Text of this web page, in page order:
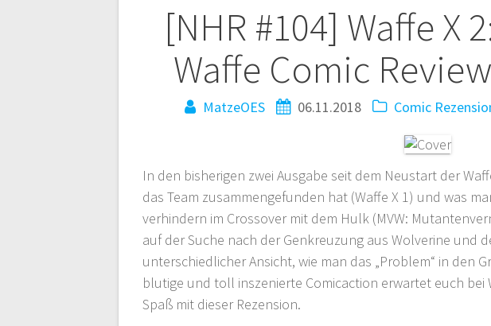
[NHR #104] Waffe X
Waffe Comic
MatzeOES 06.11.2018 Comic
In den bisherigen zwei Ausgabe seit dem Neustart der
das Team zusammengefunden hat (Waffe X 1) und was
verhindern im Crossover mit dem Hulk (MVW:
auf der Suche nach der Genkreuzung aus Wolverine und
unterschiedlicher Ansicht, wie man das „Problem“ in den
blutige und toll inszenierte Comicaction erwartet euch bei
Spaß mit dieser Rezension.
Beitragsnavigation